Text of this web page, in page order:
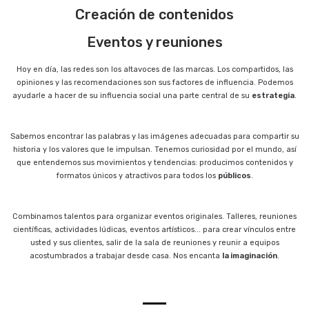
Creación de contenidos
Eventos y reuniones
Hoy en día, las redes son los altavoces de las marcas. Los compartidos, las
opiniones y las recomendaciones son sus factores de influencia. Podemos
ayudarle a hacer de su influencia social una parte central de su estrategia.
Sabemos encontrar las palabras y las imágenes adecuadas para compartir su
historia y los valores que le impulsan. Tenemos curiosidad por el mundo, así
que entendemos sus movimientos y tendencias: producimos contenidos y
formatos únicos y atractivos para todos los públicos.
Combinamos talentos para organizar eventos originales. Talleres, reuniones
científicas, actividades lúdicas, eventos artísticos... para crear vínculos entre
usted y sus clientes, salir de la sala de reuniones y reunir a equipos
acostumbrados a trabajar desde casa. Nos encanta la imaginación.